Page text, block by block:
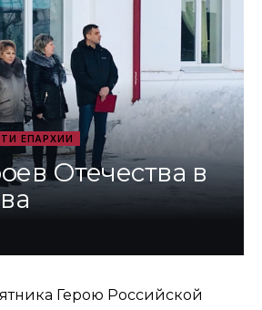
ЕПАРХИИ
Отечества в
Герою Российской